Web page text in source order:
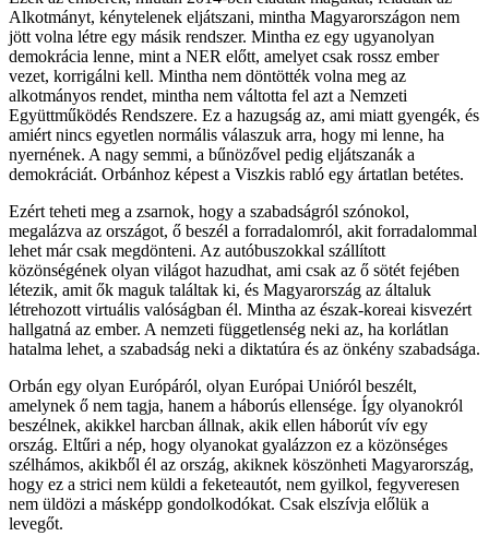
Alkotmányt, kénytelenek eljátszani, mintha Magyarországon nem
jött volna létre egy másik rendszer. Mintha ez egy ugyanolyan
demokrácia lenne, mint a NER előtt, amelyet csak rossz ember
vezet, korrigálni kell. Mintha nem döntötték volna meg az
alkotmányos rendet, mintha nem váltotta fel azt a Nemzeti
Együttműködés Rendszere. Ez a hazugság az, ami miatt gyengék, és
amiért nincs egyetlen normális válaszuk arra, hogy mi lenne, ha
nyernének. A nagy semmi, a bűnözővel pedig eljátszanák a
demokráciát. Orbánhoz képest a Viszkis rabló egy ártatlan betétes.
Ezért teheti meg a zsarnok, hogy a szabadságról szónokol,
megalázva az országot, ő beszél a forradalomról, akit forradalommal
lehet már csak megdönteni. Az autóbuszokkal szállított
közönségének olyan világot hazudhat, ami csak az ő sötét fejében
létezik, amit ők maguk találtak ki, és Magyarország az általuk
létrehozott virtuális valóságban él. Mintha az észak-koreai kisvezért
hallgatná az ember. A nemzeti függetlenség neki az, ha korlátlan
hatalma lehet, a szabadság neki a diktatúra és az önkény szabadsága.
Orbán egy olyan Európáról, olyan Európai Unióról beszélt,
amelynek ő nem tagja, hanem a háborús ellensége. Így olyanokról
beszélnek, akikkel harcban állnak, akik ellen háborút vív egy
ország. Eltűri a nép, hogy olyanokat gyalázzon ez a közönséges
szélhámos, akikből él az ország, akiknek köszönheti Magyarország,
hogy ez a strici nem küldi a feketeautót, nem gyilkol, fegyveresen
nem üldözi a másképp gondolkodókat. Csak elszívja előlük a
levegőt.